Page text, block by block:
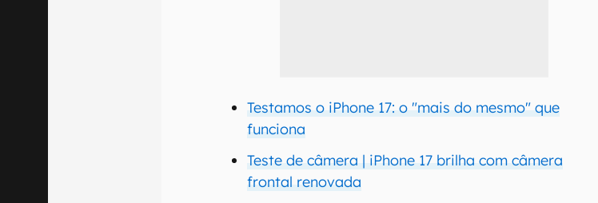
Testamos o iPhone 17: o "mais do mesmo" que
funciona
Teste de câmera | iPhone 17 brilha com câmera
frontal renovada